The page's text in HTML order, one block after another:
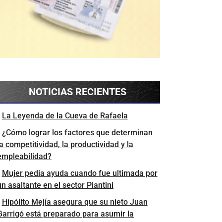
NOTICIAS RECIENTES
La Leyenda de la Cueva de Rafaela
¿Cómo lograr los factores que determinan
competitividad, la productividad y la
Mujer pedía ayuda cuando fue ultimada por
asaltante en el sector Piantini
Hipólito Mejía asegura que su nieto Juan
está preparado para asumir la